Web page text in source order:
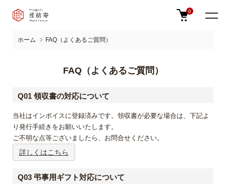
0
ホーム FAQ（よくあるご質問）
FAQ（よくあるご質問）
Q01 領収書の対応について
当社はインボイスに登録済みです。領収書が必要な場合は、下記よ
り発行手続きをお願いいたします。
ご不明な点等ございましたら、お問合せください。
詳しくはこちら
Q03 弔事用ギフト対応について